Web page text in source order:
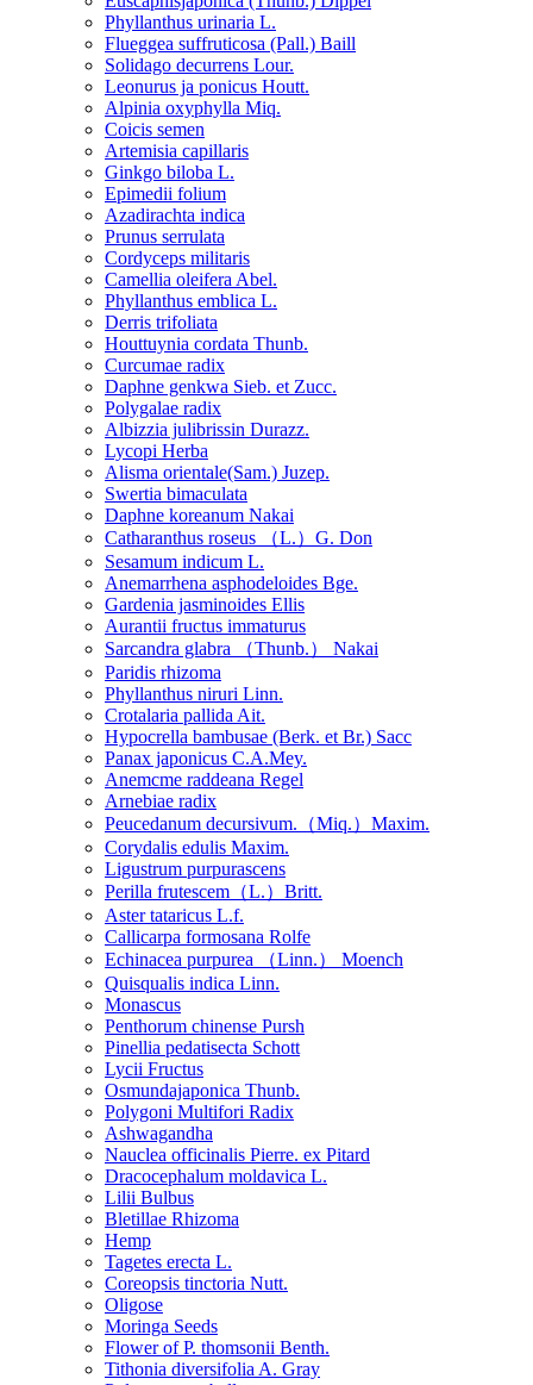
Phyllanthus urinaria L.
Flueggea suffruticosa (Pall.) Baill
Solidago decurrens Lour.
Leonurus ja ponicus Houtt.
Alpinia oxyphylla Miq.
Coicis semen
Artemisia capillaris
Ginkgo biloba L.
Epimedii folium
Azadirachta indica
Prunus serrulata
Cordyceps militaris
Camellia oleifera Abel.
Phyllanthus emblica L.
Derris trifoliata
Houttuynia cordata Thunb.
Curcumae radix
Daphne genkwa Sieb. et Zucc.
Polygalae radix
Albizzia julibrissin Durazz.
Lycopi Herba
Alisma orientale(Sam.) Juzep.
Swertia bimaculata
Daphne koreanum Nakai
Catharanthus roseus （L.）G. Don
Sesamum indicum L.
Anemarrhena asphodeloides Bge.
Gardenia jasminoides Ellis
Aurantii fructus immaturus
Sarcandra glabra （Thunb.） Nakai
Paridis rhizoma
Phyllanthus niruri Linn.
Crotalaria pallida Ait.
Hypocrella bambusae (Berk. et Br.) Sacc
Panax japonicus C.A.Mey.
Anemcme raddeana Regel
Arnebiae radix
Peucedanum decursivum.（Miq.）Maxim.
Corydalis edulis Maxim.
Ligustrum purpurascens
Perilla frutescem（L.）Britt.
Aster tataricus L.f.
Callicarpa formosana Rolfe
Echinacea purpurea （Linn.） Moench
Quisqualis indica Linn.
Monascus
Penthorum chinense Pursh
Pinellia pedatisecta Schott
Lycii Fructus
Osmundajaponica Thunb.
Polygoni Multifori Radix
Ashwagandha
Nauclea officinalis Pierre. ex Pitard
Dracocephalum moldavica L.
Lilii Bulbus
Bletillae Rhizoma
Hemp
Tagetes erecta L.
Coreopsis tinctoria Nutt.
Oligose
Moringa Seeds
Flower of P. thomsonii Benth.
Tithonia diversifolia A. Gray